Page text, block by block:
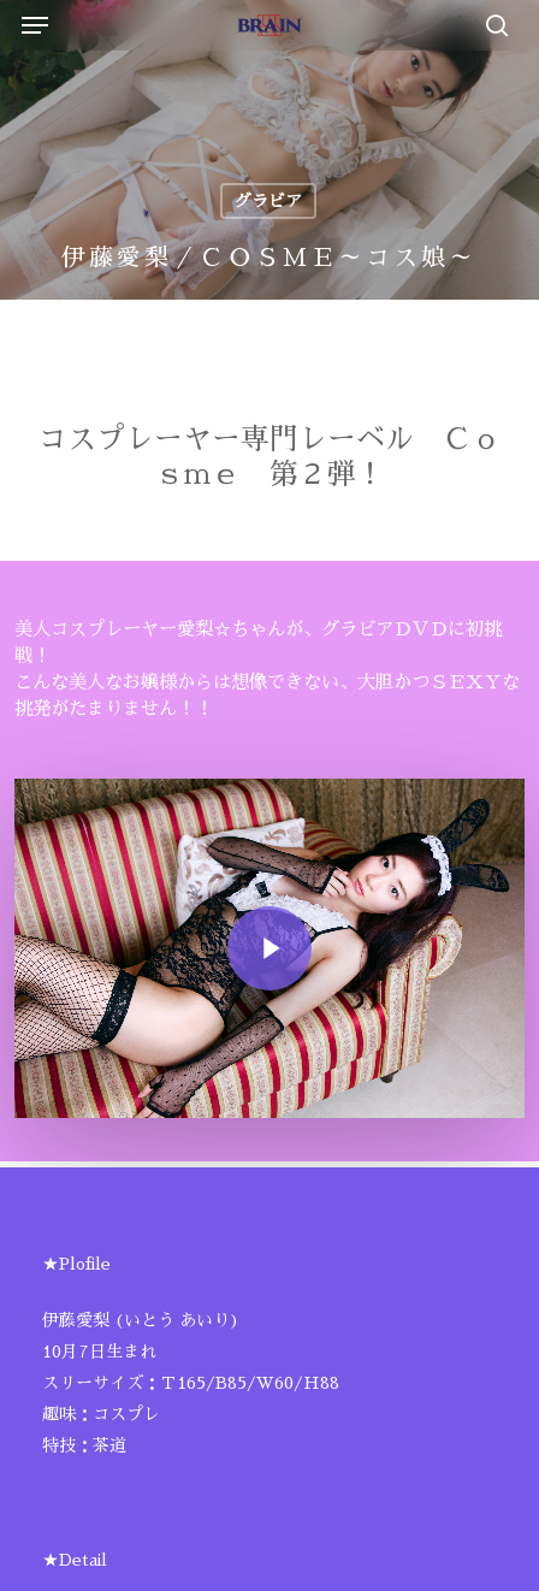
Skip
main
content
Menu
グラビア
伊藤愛梨／ＣＯＳＭＥ～コス娘～
コスプレーヤー専門レーベル Ｃｏ
ｓｍｅ 第２弾！
美人コスプレーヤー愛梨☆ちゃんが、グラビアＤＶＤに初挑
戦！
こんな美人なお嬢様からは想像できない、大胆かつＳＥＸＹな
挑発がたまりません！！
Play Video
★Plofile
伊藤愛梨 (いとう あいり)
10月7日生まれ
スリーサイズ：Ｔ165/B85/W60/H88
趣味：コスプレ
特技：茶道
★Detail